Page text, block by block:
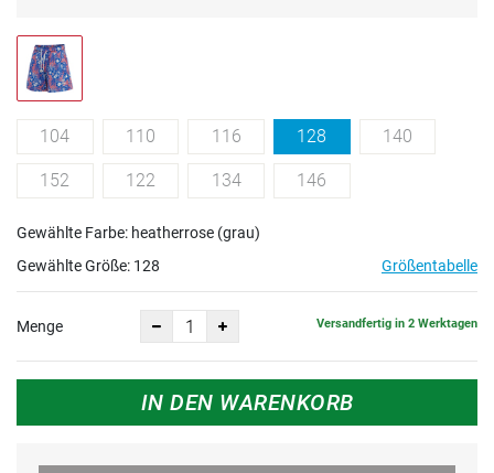
104 110 116 128 140
152 122 134 146
Gewählte Farbe: heatherrose (grau)
Gewählte Größe: 128 Größentabelle
Menge Versandfertig in 2 Werktagen
IN DEN WARENKORB